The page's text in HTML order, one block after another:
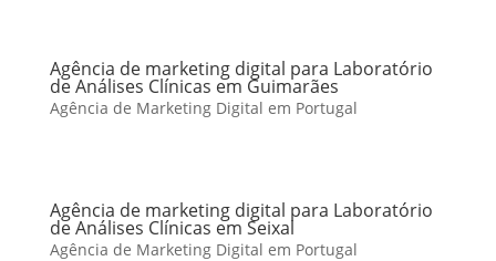
Agência de marketing digital para Laboratório
de Análises Clínicas em Guimarães
Agência de Marketing Digital em Portugal
Agência de marketing digital para Laboratório
de Análises Clínicas em Seixal
Agência de Marketing Digital em Portugal